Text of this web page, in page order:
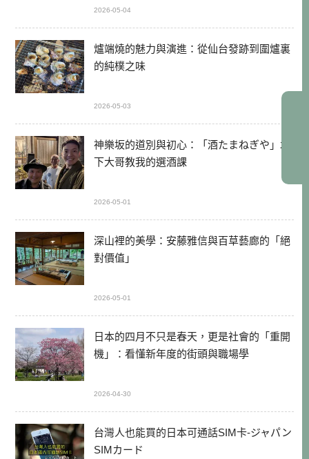
2026-05-04
爐端燒的魅力與演進：從仙台發跡到圍爐裏
的純樸之味
2026-05-03
神樂坂的道別與初心：「酒たまねぎや」木
下大哥教我的選酒課
2026-05-01
深山裡的美學：安藤雅信與百草藝廊的「絕
對價值」
2026-05-01
日本的四月不只是春天，更是社會的「重開
機」：看懂新年度的街頭與職場學
2026-04-30
台灣人也能買的日本可通話SIM卡-ジャパン
SIMカード